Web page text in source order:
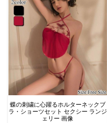
蝶の刺繍に心躍るホルターネックブ
ラ・ショーツセット セクシー ランジ
ェリー 画像